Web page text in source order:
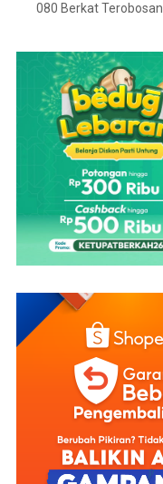
080 Berkat